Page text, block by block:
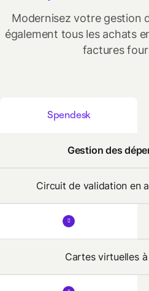
Modernisez votre gestion
également tous les achats
factures
Spendesk
Gestion des
Circuit de validation en
Cartes virtuelles